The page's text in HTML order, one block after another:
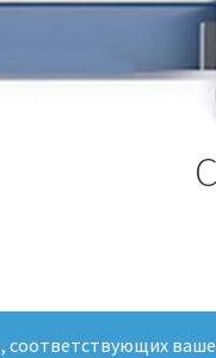
соответствующих